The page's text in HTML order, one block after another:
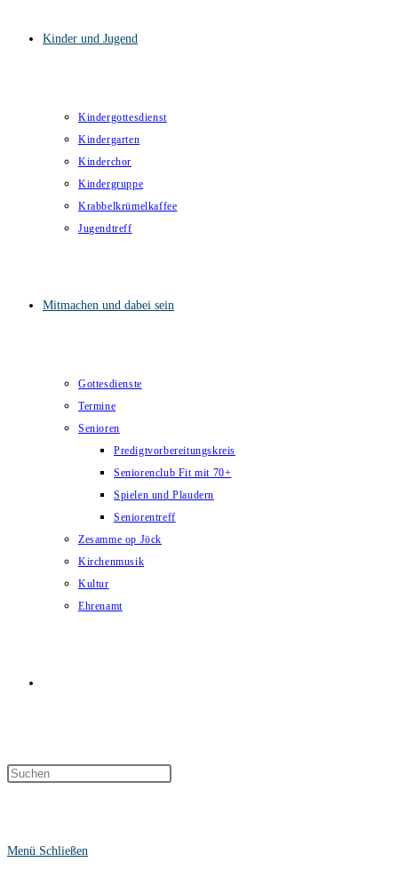
Kinder und Jugend
Kindergottesdienst
Kindergarten
Kinderchor
Kindergruppe
Krabbelkrümelkaffee
Jugendtreff
Mitmachen und dabei sein
Gottesdienste
Termine
Senioren
Predigtvorbereitungskreis
Seniorenclub Fit mit 70+
Spielen und Plaudern
Seniorentreff
Zesamme op Jöck
Kirchenmusik
Kultur
Ehrenamt
Menü Schließen